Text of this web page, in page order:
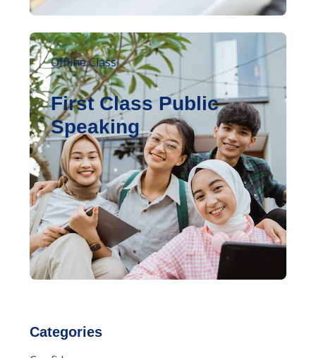
Categories
Offline Class
First Class Public
Speaking